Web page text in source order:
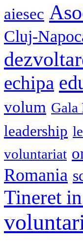
aiesec
Cluj-
echipa
volum Gala
leadership
voluntariat
Romania
Tineret